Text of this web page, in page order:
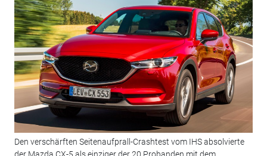
Den verschärften Seitenaufprall-Crashtest vom IHS absolvierte